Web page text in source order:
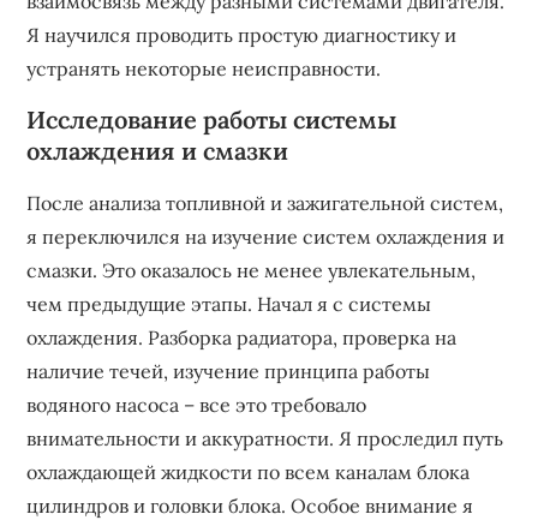
Я научился проводить простую диагностику и
устранять некоторые неисправности.
Исследование работы системы
охлаждения и смазки
После анализа топливной и зажигательной систем,
я переключился на изучение систем охлаждения и
смазки. Это оказалось не менее увлекательным,
чем предыдущие этапы. Начал я с системы
охлаждения. Разборка радиатора, проверка на
наличие течей, изучение принципа работы
водяного насоса – все это требовало
внимательности и аккуратности. Я проследил путь
охлаждающей жидкости по всем каналам блока
цилиндров и головки блока. Особое внимание я